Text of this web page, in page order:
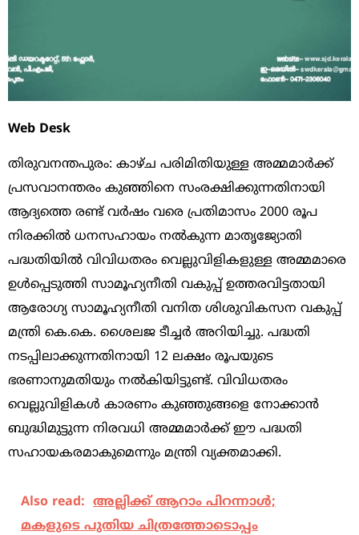
Web Desk
തിരുവനന്തപുരം: കാഴ്ച പരിമിതിയുള്ള അമ്മമാര്‍ക്ക്
പ്രസവാനന്തരം കുഞ്ഞിനെ സംരക്ഷിക്കുന്നതിനായി
ആദ്യത്തെ രണ്ട് വര്‍ഷം വരെ പ്രതിമാസം 2000 രൂപ
നിരക്കില്‍ ധനസഹായം നല്‍കുന്ന മാതൃജ്യോതി
പദ്ധതിയില്‍ വിവിധതരം വെല്ലുവിളികളുള്ള അമ്മമാരെ
ഉള്‍പ്പെടുത്തി സാമൂഹ്യനീതി വകുപ്പ് ഉത്തരവിട്ടതായി
ആരോഗ്യ സാമൂഹ്യനീതി വനിത ശിശുവികസന വകുപ്പ്
മന്ത്രി കെ.കെ. ശൈലജ ടീച്ചര്‍ അറിയിച്ചു. പദ്ധതി
നടപ്പിലാക്കുന്നതിനായി 12 ലക്ഷം രൂപയുടെ
ഭരണാനുമതിയും നല്‍കിയിട്ടുണ്ട്. വിവിധതരം
വെല്ലുവിളികള്‍ കാരണം കുഞ്ഞുങ്ങളെ നോക്കാന്‍
ബുദ്ധിമുട്ടുന്ന നിരവധി അമ്മമാര്‍ക്ക് ഈ പദ്ധതി
സഹായകരമാകുമെന്നും മന്ത്രി വ്യക്തമാക്കി.
Also read: അല്ലിക്ക് ആറാം പിറന്നാള്‍;
മകളുടെ പുതിയ ചിത്രത്തോടൊപ്പം